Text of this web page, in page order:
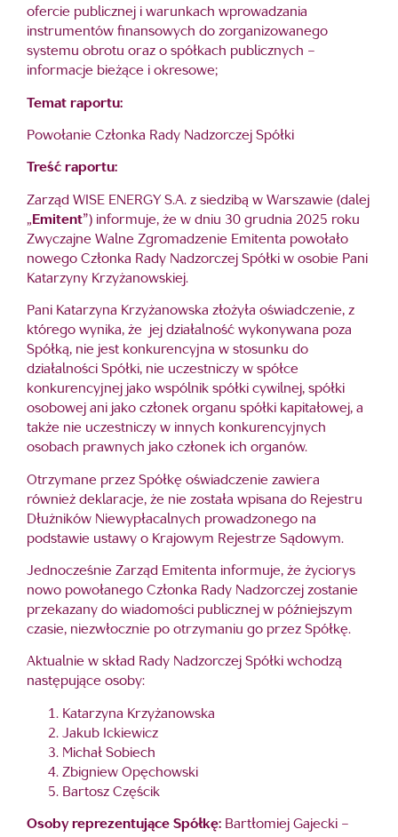
ofercie publicznej i warunkach wprowadzania
instrumentów finansowych do zorganizowanego
systemu obrotu oraz o spółkach publicznych –
informacje bieżące i okresowe;
Temat raportu:
Powołanie Członka Rady Nadzorczej Spółki
Treść raportu:
Zarząd WISE ENERGY S.A. z siedzibą w Warszawie (dalej
„ Emitent”) informuje, że w dniu 30 grudnia 2025 roku
Zwyczajne Walne Zgromadzenie Emitenta powołało
nowego Członka Rady Nadzorczej Spółki w osobie Pani
Katarzyny Krzyżanowskiej.
Pani Katarzyna Krzyżanowska złożyła oświadczenie, z
którego wynika, że jej działalność wykonywana poza
Spółką, nie jest konkurencyjna w stosunku do
działalności Spółki, nie uczestniczy w spółce
konkurencyjnej jako wspólnik spółki cywilnej, spółki
osobowej ani jako członek organu spółki kapitałowej, a
także nie uczestniczy w innych konkurencyjnych
osobach prawnych jako członek ich organów.
Otrzymane przez Spółkę oświadczenie zawiera
również deklaracje, że nie została wpisana do Rejestru
Dłużników Niewypłacalnych prowadzonego na
podstawie ustawy o Krajowym Rejestrze Sądowym.
Jednocześnie Zarząd Emitenta informuje, że życiorys
nowo powołanego Członka Rady Nadzorczej zostanie
przekazany do wiadomości publicznej w późniejszym
czasie, niezwłocznie po otrzymaniu go przez Spółkę.
Aktualnie w skład Rady Nadzorczej Spółki wchodzą
następujące osoby:
Katarzyna Krzyżanowska
Jakub Ickiewicz
Michał Sobiech
Zbigniew Opęchowski
Bartosz Częścik
Osoby reprezentujące Spółkę: Bartłomiej Gajecki –